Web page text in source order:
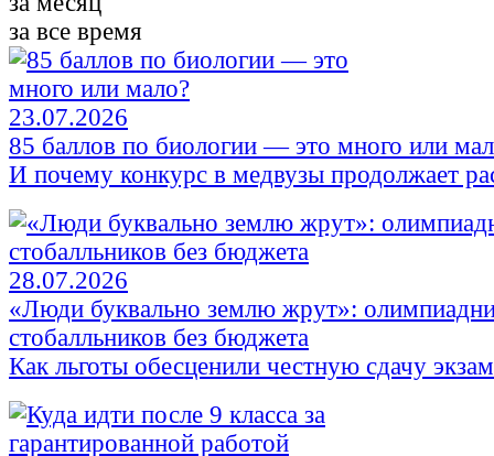
за все время
23.07.2026
85 баллов по биологии — это много или
И почему конкурс в медвузы продолжает
28.07.2026
«Люди буквально землю жрут»:
стобалльников без бюджета
Как льготы обесценили честную сдачу